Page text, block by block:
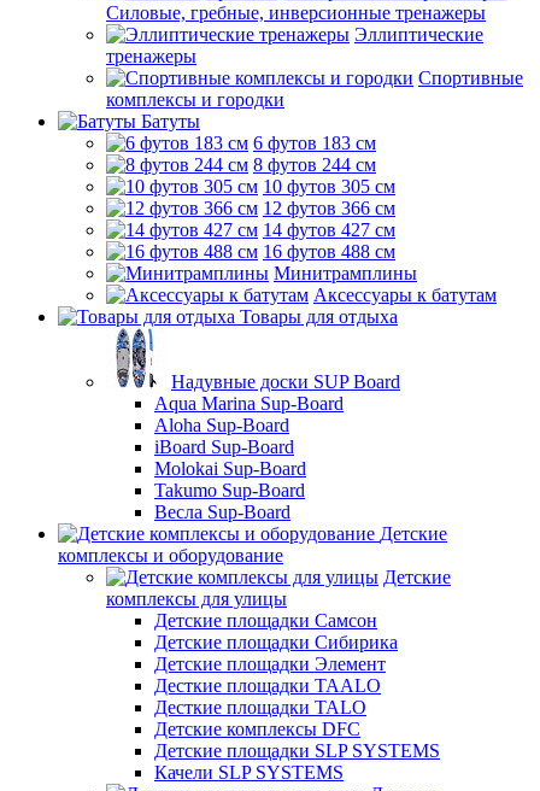
Силовые, гребные, инверсионные тренажеры
Эллиптические
тренажеры
Спортивные
комплексы и городки
Батуты
6 футов 183 см
8 футов 244 см
10 футов 305 см
12 футов 366 см
14 футов 427 см
16 футов 488 см
Минитрамплины
Аксессуары к батутам
Товары для отдыха
Надувные доски SUP Board
Aqua Marina Sup-Board
Aloha Sup-Board
iBoard Sup-Board
Molokai Sup-Board
Takumo Sup-Board
Весла Sup-Board
Детские
комплексы и оборудование
Детские
комплексы для улицы
Детские площадки Самсон
Детские площадки Сибирика
Детские площадки Элемент
Десткие площадки TAALO
Десткие площадки TALO
Детские комплексы DFC
Детские площадки SLP SYSTEMS
Качели SLP SYSTEMS